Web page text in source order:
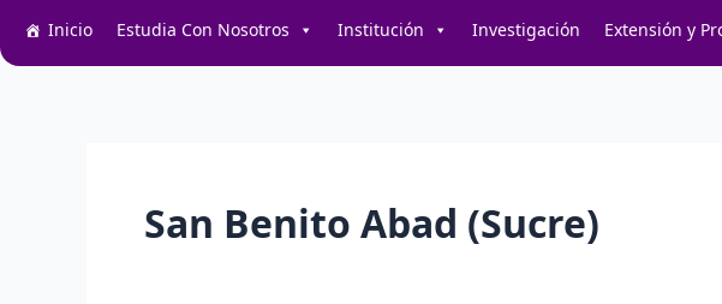
Inicio Estudia Con Nosotros Institución Investigación Extensión y
San Benito Abad (Sucre)